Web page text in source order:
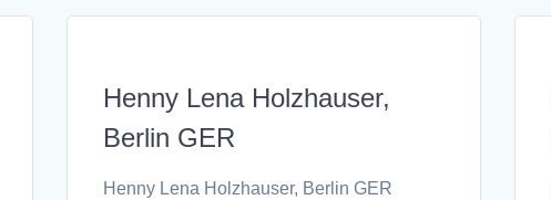
Henny Lena Holzhauser,
Berlin GER
Henny Lena Holzhauser, Berlin GER